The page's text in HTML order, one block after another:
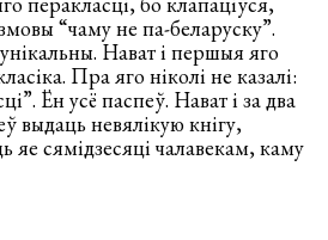
“чаму не па-беларуску”.
Нават і першыя яго
Пра яго ніколі не казалі:
Ён усё паспеў. Нават і за два
выдаць невялікую кнігу,
яе сямідзесяці чалавекам, каму